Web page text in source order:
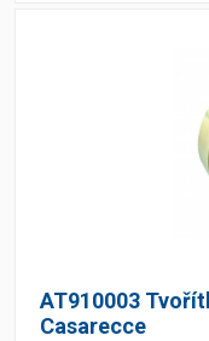
AT910003
Casarecce